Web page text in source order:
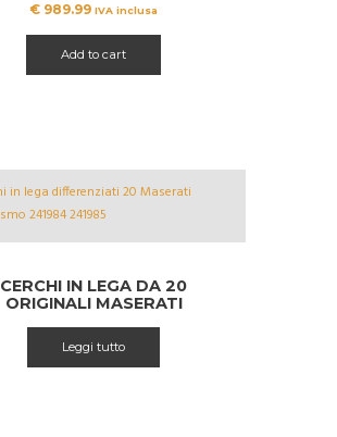
€ 989.99 IVA inclusa
Add to cart
CERCHI IN LEGA DA 20
ORIGINALI MASERATI
Leggi tutto